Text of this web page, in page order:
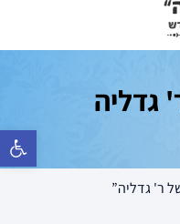
פתח סרגל
גדליה
ר' גדליה”